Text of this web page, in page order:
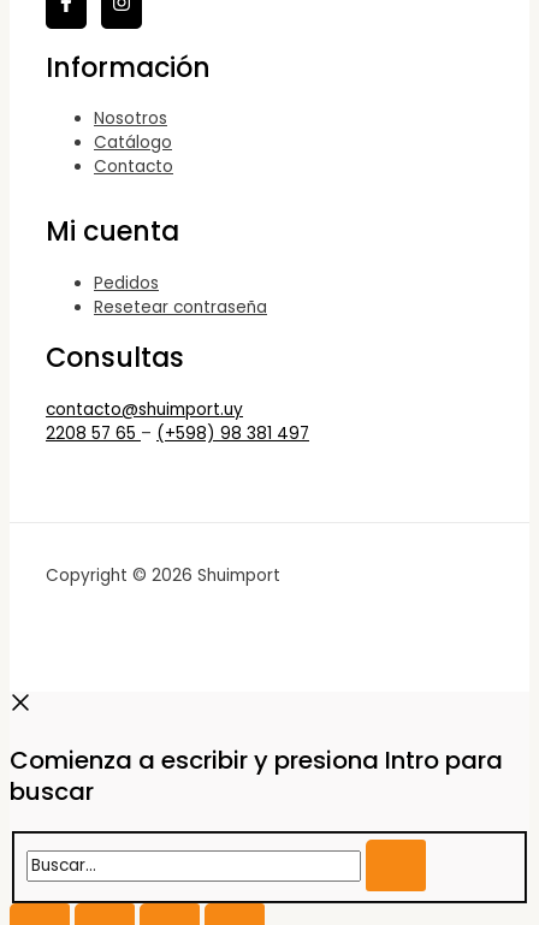
Información
Nosotros
Catálogo
Contacto
Mi cuenta
Pedidos
Resetear contraseña
Consultas
contacto@shuimport.uy
2208 57 65 – (+598) 98 381 497
Copyright © 2026 Shuimport
Comienza a escribir y presiona Intro para
buscar
Buscar...